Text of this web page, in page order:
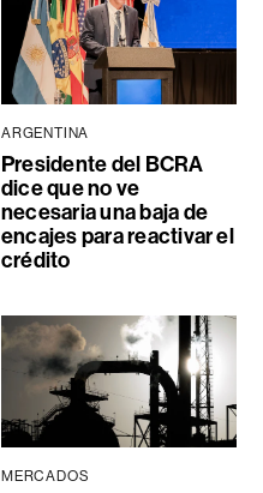
ARGENTINA
Presidente del BCRA
dice que no ve
necesaria una baja de
encajes para reactivar el
crédito
MERCADOS